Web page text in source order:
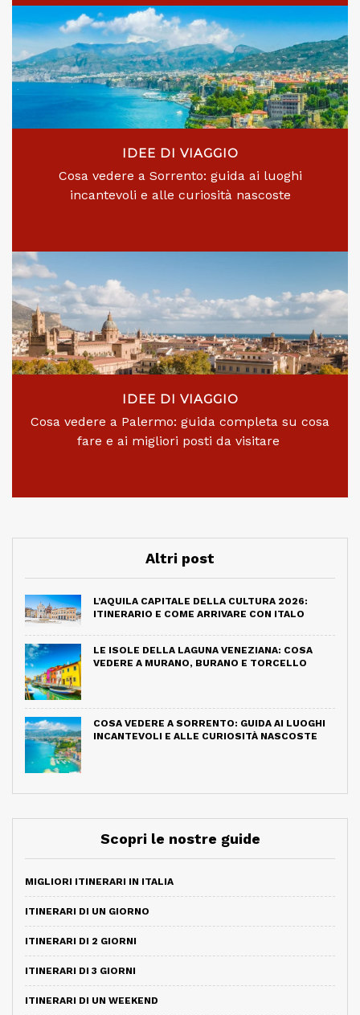
IDEE DI VIAGGIO
Cosa vedere a Sorrento: guida ai luoghi
incantevoli e alle curiosità nascoste
IDEE DI VIAGGIO
Cosa vedere a Palermo: guida completa su cosa
fare e ai migliori posti da visitare
Altri post
L’AQUILA CAPITALE DELLA CULTURA 2026:
ITINERARIO E COME ARRIVARE CON ITALO
LE ISOLE DELLA LAGUNA VENEZIANA: COSA
VEDERE A MURANO, BURANO E TORCELLO
COSA VEDERE A SORRENTO: GUIDA AI LUOGHI
INCANTEVOLI E ALLE CURIOSITÀ NASCOSTE
Scopri le nostre guide
MIGLIORI ITINERARI IN ITALIA
ITINERARI DI UN GIORNO
ITINERARI DI 2 GIORNI
ITINERARI DI 3 GIORNI
ITINERARI DI UN WEEKEND